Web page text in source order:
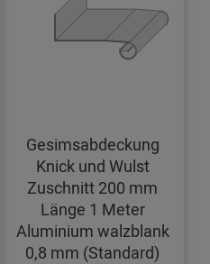
Gesimsabdeckung
Knick und Wulst
Zuschnitt 200 mm
Länge 1 Meter
Aluminium walzblank
0,8 mm (Standard)